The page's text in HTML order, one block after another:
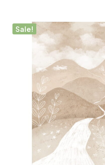
Sale!